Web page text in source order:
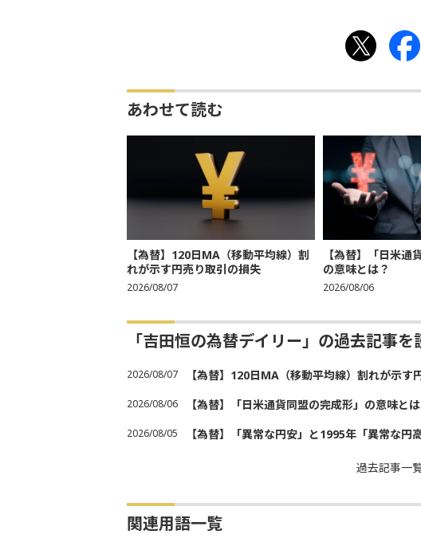
あわせて読む
【為替】120日MA（移動平均線）割
れが示す円売り取引の損失
2026/08/07
【為替】「日米通
の意味とは？
2026/08/06
「吉田恒の為替デイリー」の過去記事を
2026/08/07 【為替】120日MA（移動平均線）割れが示す
2026/08/06 【為替】「日米通貨同盟の完成形」の意味とは
2026/08/05 【為替】「異常な円安」と1995年「異常な円高
過去記事一
関連用語一覧